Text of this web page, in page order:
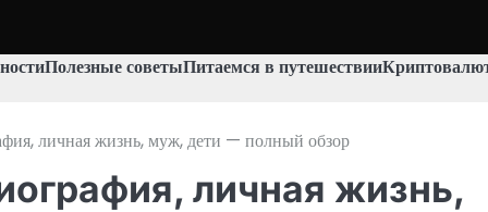
Полезные советыПитаемся в путешествии
личная жизнь, муж, дети — полный обзор
личная жизнь,